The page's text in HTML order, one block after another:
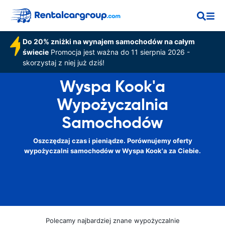
Do 20% zniżki na wynajem samochodów na całym
świeciePromocja jest ważna do 11 sierpnia 2026 -
skorzystaj z niej już dziś!
Wyspa Kook'a
Wypożyczalnia
Samochodów
Oszczędzaj czas i pieniądze. Porównujemy oferty
wypożyczalni samochodów w Wyspa Kook'a za Ciebie.
Polecamy najbardziej znane wypożyczalnie